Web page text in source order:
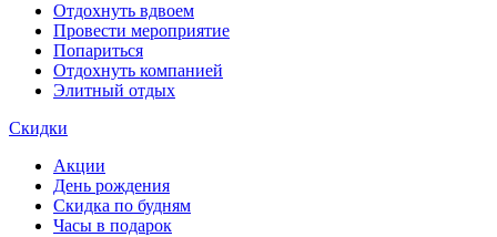
Отдохнуть вдвоем
Провести мероприятие
Попариться
Отдохнуть компанией
Элитный отдых
Скидки
Акции
День рождения
Скидка по будням
Часы в подарок